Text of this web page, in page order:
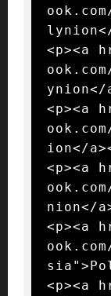
<p><a
ynion</
<p><a
ion</
<p><a
nion</
<p><a
<p><a